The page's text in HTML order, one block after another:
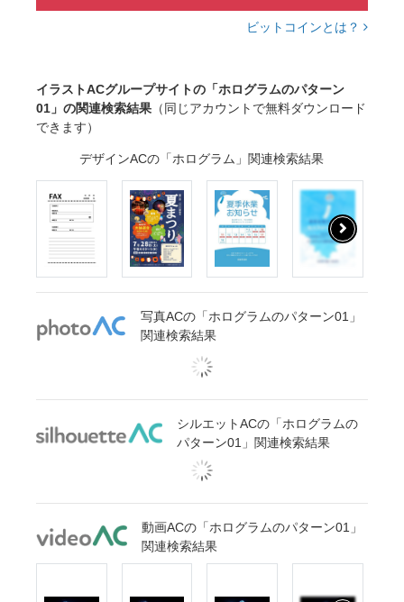
ビットコインとは？
イラストACグループサイトの「ホログラムのパターン
01」の関連検索結果 （同じアカウントで無料ダウンロード
できます）
デザインACの「ホログラム」関連検索結果
写真ACの「ホログラムのパターン01」
関連検索結果
シルエットACの「ホログラムの
パターン01」関連検索結果
動画ACの「ホログラムのパターン01」
関連検索結果